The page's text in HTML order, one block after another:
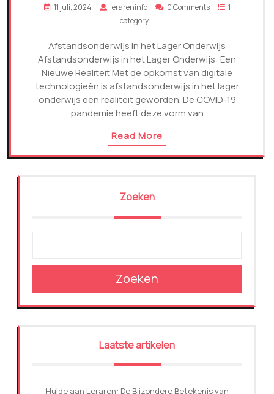
11 juli, 2024 lerareninfo 0 Comments
1
category
Afstandsonderwijs in het Lager Onderwijs
Afstandsonderwijs in het Lager Onderwijs: Een
Nieuwe Realiteit Met de opkomst van digitale
technologieën is afstandsonderwijs in het lager
onderwijs een realiteit geworden. De COVID-19
pandemie heeft deze vorm van
Read More
Zoeken
Zoeken
Laatste artikelen
Hulde aan Leraren: De Bijzondere Betekenis van